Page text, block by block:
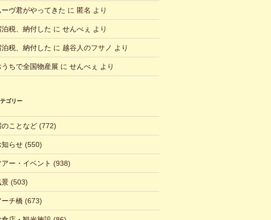
ーヴ君がやってきた に 匿名 より
泊税、納付した に せんべぇ より
泊税、納付した に 越谷人のフサノ より
うちで全国物産展 に せんべぇ より
ゴリー
のことなど(772)
知らせ(550)
アー・イベント (938)
景(503)
ーチ橋(673)